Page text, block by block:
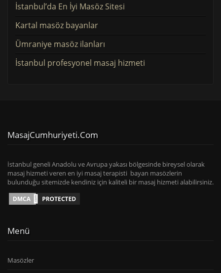
İstanbul’da En İyi Masöz Sitesi
Kartal masöz bayanlar
Ümraniye masöz ilanları
İstanbul profesyonel masaj hizmeti
MasajCumhuriyeti.com
İstanbul geneli Anadolu ve Avrupa yakası bölgesinde bireysel olarak
masaj hizmeti veren en iyi masaj terapisti bayan masözlerin
bulunduğu sitemizde kendiniz için kaliteli bir masaj hizmeti alabilirsiniz.
Menü
Masözler